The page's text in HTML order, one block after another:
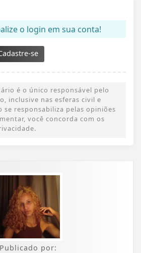
o login em sua conta!
se
é o único responsável pelo
inclusive nas esferas civil e
se responsabiliza pelas opiniões
você concorda com os
Publicado por: